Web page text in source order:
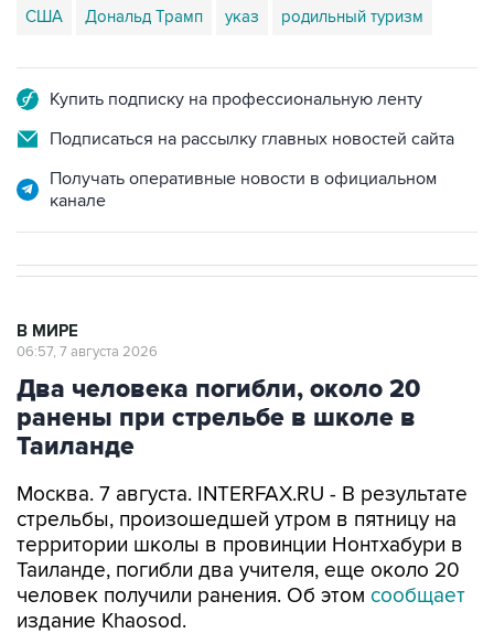
США Дональд Трамп указ родильный туризм
Купить подписку на профессиональную ленту
Подписаться на рассылку главных новостей сайта
Получать оперативные новости в официальном
канале
В МИРЕ
06:57, 7 августа 2026
Два человека погибли, около 20
ранены при стрельбе в школе в
Таиланде
Москва. 7 августа. INTERFAX.RU - В результате
стрельбы, произошедшей утром в пятницу на
территории школы в провинции Нонтхабури в
Таиланде, погибли два учителя, еще около 20
человек получили ранения. Об этом сообщает
издание Khaosod.